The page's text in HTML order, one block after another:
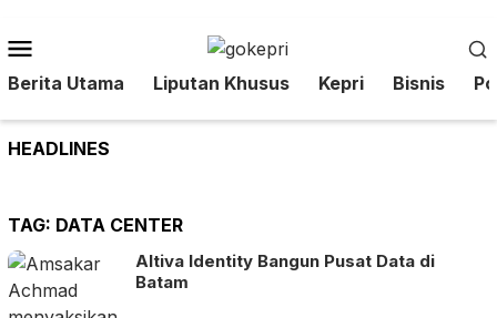
ke
Mobile
Berita Utama Liputan Khusus Kepri Bisnis
HEADLINES
TAG: DATA CENTER
Altiva Identity Bangun Pusat Data di
Batam